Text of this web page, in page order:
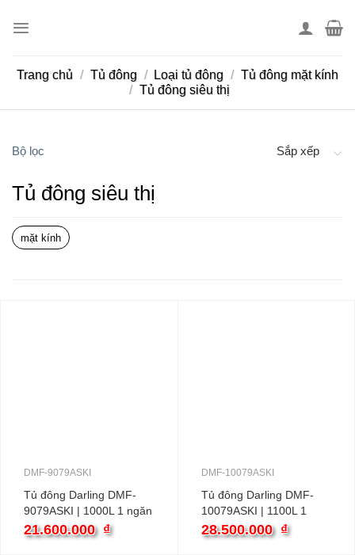
Trang chủ / Tủ đông / Loại tủ đông / Tủ đông mặt kính
/ Tủ đông siêu thị
Bộ lọc Sắp xếp
Tủ đông siêu thị
mặt kính
DMF-9079ASKI
Tủ đông Darling DMF-
9079ASKI | 1000L 1 ngăn
21.600.000 ₫
DMF-10079ASKI
Tủ đông Darling DMF-
10079ASKI | 1100L 1
ngăn
28.500.000 ₫